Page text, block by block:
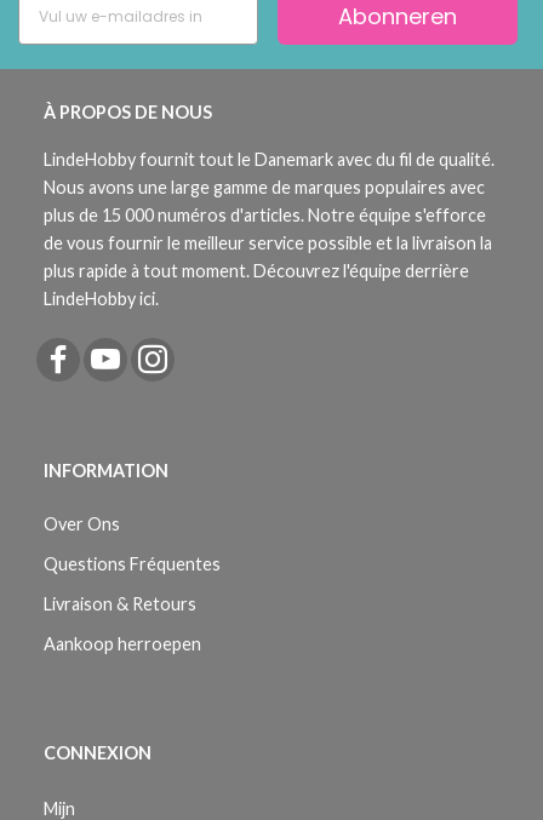
Abonneren
À PROPOS DE NOUS
LindeHobby fournit tout le Danemark avec du fil de qualité.
Nous avons une large gamme de marques populaires avec
plus de 15 000 numéros d'articles. Notre équipe s'efforce
de vous fournir le meilleur service possible et la livraison la
plus rapide à tout moment. Découvrez l'équipe derrière
LindeHobby ici.
INFORMATION
Over Ons
Questions Fréquentes
Livraison & Retours
Aankoop herroepen
CONNEXION
Mijn